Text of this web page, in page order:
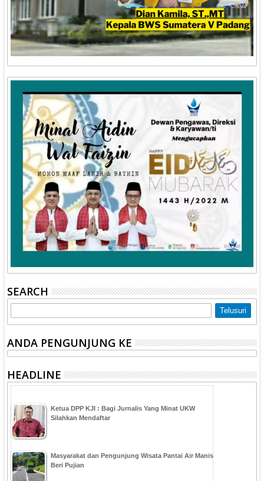
SEARCH
ANDA PENGUNJUNG KE
HEADLINE
Ketua DPP KJI : Bagi Jurnalis Yang Minat UKW
Silahkan Mendaftar
Masyarakat dan Pengunjung Wisata Pantai Air Manis
Beri Pujian